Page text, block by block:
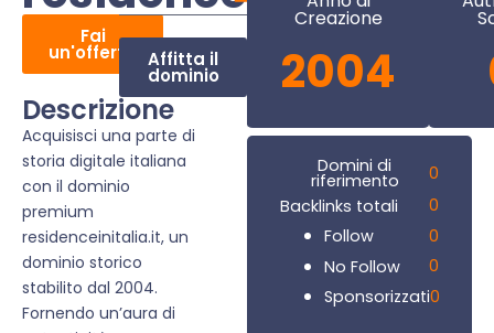
Fai
un'offerta Affitta il
dominio
Descrizione
Acquisisci una parte di
storia digitale italiana
con il dominio
premium
residenceinitalia.it, un
dominio storico
stabilito dal 2004.
Fornendo un’aura di
Creazione
2004
Domini di
riferimento
0
Backlinks totali
0
Follow
0
No Follow
0
Sponsorizzati0